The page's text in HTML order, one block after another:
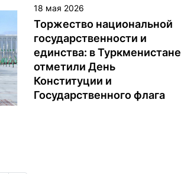
расширению торгово-
экономических отношений.
18 мая 2026
Торжество национальной
государственности и
единства: в Туркменистане
отметили День
Конституции и
Государственного флага